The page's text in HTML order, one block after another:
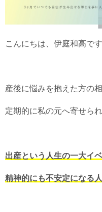
こんにちは、伊庭和高です
産後に悩みを抱えた方の相
定期的に私の元へ寄せられ
出産という人生の一大イ
精神的にも不安定になる